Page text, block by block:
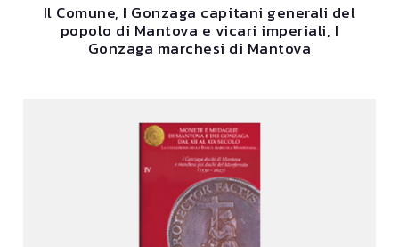
Il Comune, I Gonzaga capitani generali del
popolo di Mantova e vicari imperiali, I
Gonzaga marchesi di Mantova